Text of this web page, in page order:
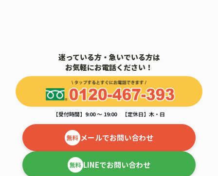
迷っている方・急いでいる方は
お気軽にお電話ください！
【受付時間】9:00 ～ 19:00 【定休日】木・日
無料 メールでお問い合わせ
無料 LINEでお問い合わせ